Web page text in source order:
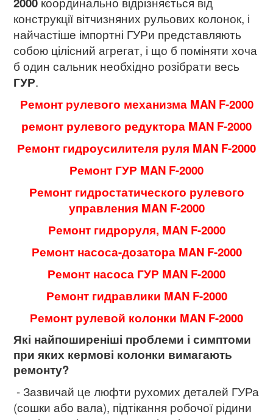
конструкції вітчизняних рульових колонок, і
найчастіше імпортні ГУРи представляють
собою цілісний агрегат, і що б поміняти хоча
б один сальник необхідно розібрати весь
ГУР.
Ремонт рулевого механизма MAN F-2000
ремонт рулевого редуктора MAN F-2000
Ремонт гидроусилителя руля MAN F-2000
Ремонт ГУР MAN F-2000
Ремонт гидростатического рулевого
управления MAN F-2000
Ремонт гидроруля, MAN F-2000
Ремонт насоса-дозатора MAN F-2000
Ремонт насоса ГУР MAN F-2000
Ремонт гидравлики MAN F-2000
Ремонт рулевой колонки MAN F-2000
Які найпоширеніші проблеми і симптоми
при яких кермові колонки вимагають
ремонту?
- Зазвичай це люфти рухомих деталей ГУРа
(сошки або вала), підтікання робочої рідини